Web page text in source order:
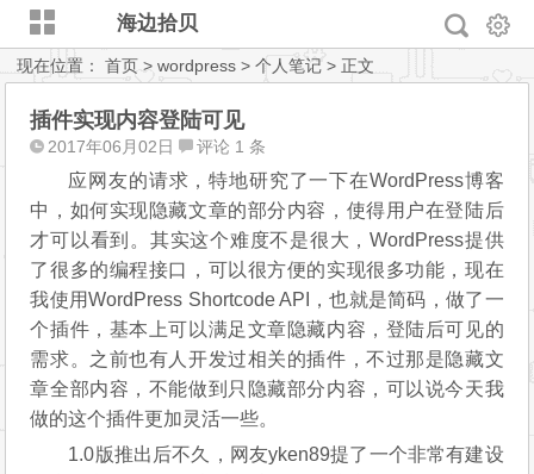
海边拾贝
现在位置：首页 >wordpress >个人笔记 > 正文
插件实现内容登陆可见
2017年06月02日 评论 1 条
应网友的请求，特地研究了一下在WordPress博客
中，如何实现隐藏文章的部分内容，使得用户在登陆后
才可以看到。其实这个难度不是很大，WordPress提供
了很多的编程接口，可以很方便的实现很多功能，现在
我使用WordPress Shortcode API，也就是简码，做了一
个插件，基本上可以满足文章隐藏内容，登陆后可见的
需求。之前也有人开发过相关的插件，不过那是隐藏文
章全部内容，不能做到只隐藏部分内容，可以说今天我
做的这个插件更加灵活一些。
1.0版推出后不久，网友yken89提了一个非常有建设